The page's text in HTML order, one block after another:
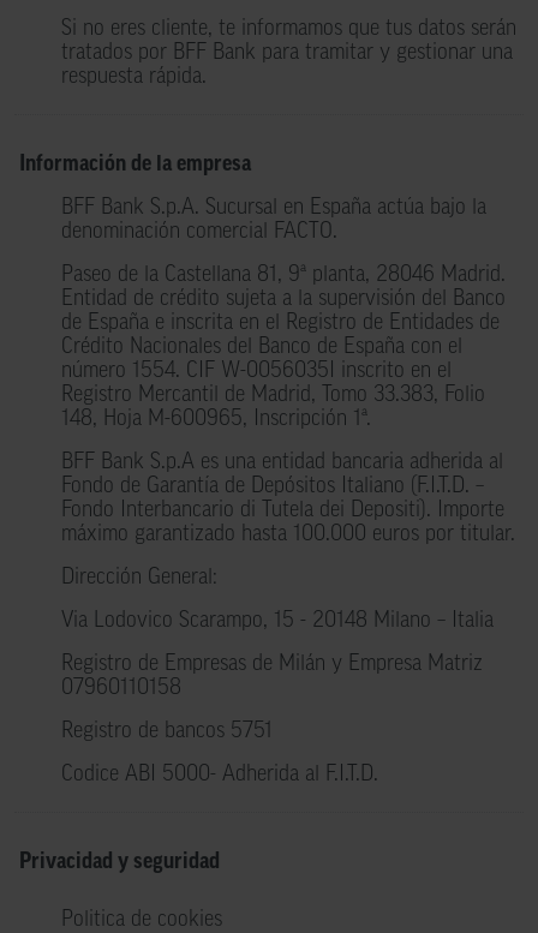
Si no eres cliente, te informamos que tus datos serán
tratados por BFF Bank para tramitar y gestionar una
respuesta rápida.
Información de la empresa
BFF Bank S.p.A. Sucursal en España actúa bajo la
denominación comercial FACTO.
Paseo de la Castellana 81, 9ª planta, 28046 Madrid.
Entidad de crédito sujeta a la supervisión del Banco
de España e inscrita en el Registro de Entidades de
Crédito Nacionales del Banco de España con el
número 1554. CIF W-0056035I inscrito en el
Registro Mercantil de Madrid, Tomo 33.383, Folio
148, Hoja M-600965, Inscripción 1ª.
BFF Bank S.p.A es una entidad bancaria adherida al
Fondo de Garantía de Depósitos Italiano (F.I.T.D. –
Fondo Interbancario di Tutela dei Depositi). Importe
máximo garantizado hasta 100.000 euros por titular.
Dirección General:
Via Lodovico Scarampo, 15 - 20148 Milano – Italia
Registro de Empresas de Milán y Empresa Matriz
07960110158
Registro de bancos 5751
Codice ABI 5000- Adherida al F.I.T.D.
Privacidad y seguridad
Politica de cookies